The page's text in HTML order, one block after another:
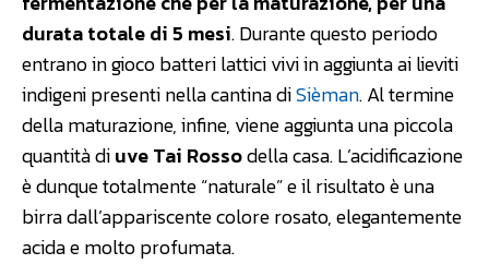
durata totale di 5 mesi. Durante questo periodo
entrano in gioco batteri lattici vivi in aggiunta ai lieviti
indigeni presenti nella cantina diSièman. Al termine
della maturazione, infine, viene aggiunta una piccola
quantità diuve Tai Rossodella casa. L’acidificazione
è dunque totalmente “naturale” e il risultato è una
birra dall’appariscente colore rosato, elegantemente
acida e molto profumata.